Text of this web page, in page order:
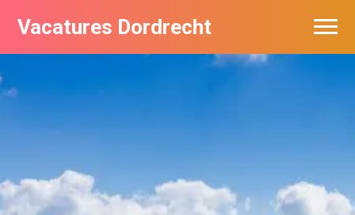
Vacatures Dordrecht
Vacatures per bedrijf